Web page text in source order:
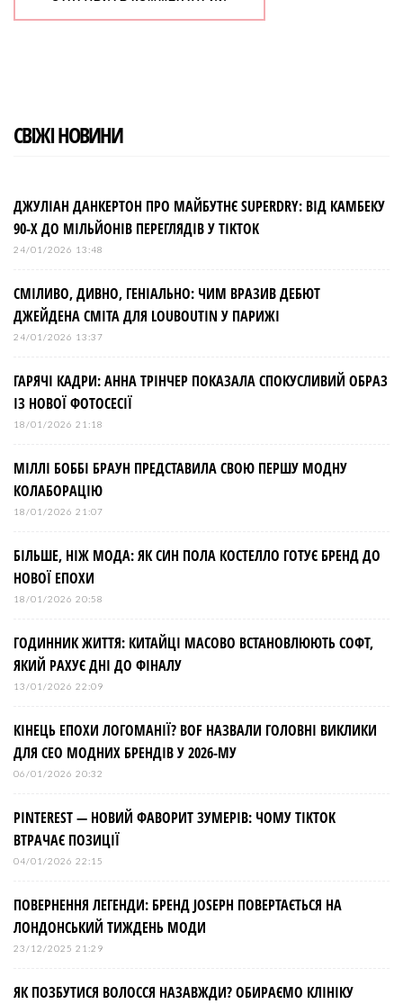
СВІЖІ НОВИНИ
ДЖУЛІАН ДАНКЕРТОН ПРО МАЙБУТНЄ SUPERDRY: ВІД КАМБЕКУ
90-Х ДО МІЛЬЙОНІВ ПЕРЕГЛЯДІВ У TIKTOK
24/01/2026 13:48
СМІЛИВО, ДИВНО, ГЕНІАЛЬНО: ЧИМ ВРАЗИВ ДЕБЮТ
ДЖЕЙДЕНА СМІТА ДЛЯ LOUBOUTIN У ПАРИЖІ
24/01/2026 13:37
ГАРЯЧІ КАДРИ: АННА ТРІНЧЕР ПОКАЗАЛА СПОКУСЛИВИЙ ОБРАЗ
ІЗ НОВОЇ ФОТОСЕСІЇ
18/01/2026 21:18
МІЛЛІ БОББІ БРАУН ПРЕДСТАВИЛА СВОЮ ПЕРШУ МОДНУ
КОЛАБОРАЦІЮ
18/01/2026 21:07
БІЛЬШЕ, НІЖ МОДА: ЯК СИН ПОЛА КОСТЕЛЛО ГОТУЄ БРЕНД ДО
НОВОЇ ЕПОХИ
18/01/2026 20:58
ГОДИННИК ЖИТТЯ: КИТАЙЦІ МАСОВО ВСТАНОВЛЮЮТЬ СОФТ,
ЯКИЙ РАХУЄ ДНІ ДО ФІНАЛУ
13/01/2026 22:09
КІНЕЦЬ ЕПОХИ ЛОГОМАНІЇ? BOF НАЗВАЛИ ГОЛОВНІ ВИКЛИКИ
ДЛЯ СЕО МОДНИХ БРЕНДІВ У 2026-МУ
06/01/2026 20:32
PINTEREST — НОВИЙ ФАВОРИТ ЗУМЕРІВ: ЧОМУ TIKTOK
ВТРАЧАЄ ПОЗИЦІЇ
04/01/2026 22:15
ПОВЕРНЕННЯ ЛЕГЕНДИ: БРЕНД JOSEPH ПОВЕРТАЄТЬСЯ НА
ЛОНДОНСЬКИЙ ТИЖДЕНЬ МОДИ
23/12/2025 21:29
ЯК ПОЗБУТИСЯ ВОЛОССЯ НАЗАВЖДИ? ОБИРАЄМО КЛІНІКУ